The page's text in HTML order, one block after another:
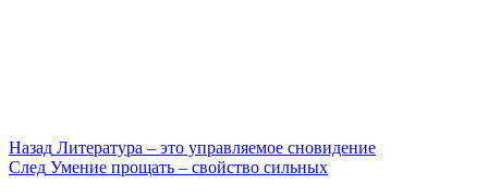
Назад Литература – это управляемое сновидение
След Умение прощать – свойство сильных